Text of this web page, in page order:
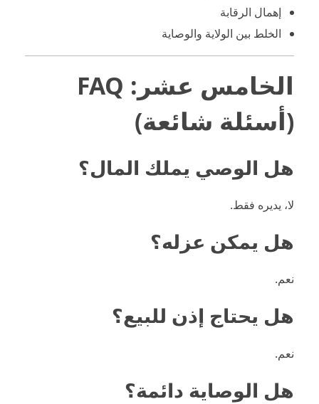
إهمال الرقابة
الخلط بين الولاية والوصاية
الخامس عشر: FAQ
(أسئلة شائعة)
هل الوصي يملك المال؟
لا، يديره فقط.
هل يمكن عزله؟
نعم.
هل يحتاج إذن للبيع؟
نعم.
هل الوصاية دائمة؟